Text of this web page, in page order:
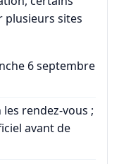
plusieurs sites
6 septembre
rendez-vous ;
avant de